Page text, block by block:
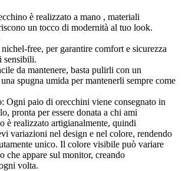
è realizzato a mano , materiali
un tocco di modernità al tuo look.
free, per garantire comfort e sicurezza
sensibili.
da mantenere, basta pulirli con un
spugna umida per mantenerli sempre come
Ogni paio di orecchini viene consegnato in
pronta per essere donata a chi ami
è realizzato artigianalmente, quindi
variazioni nel design e nel colore, rendendo
unico. Il colore visibile può variare
che appare sul monitor, creando
volta.